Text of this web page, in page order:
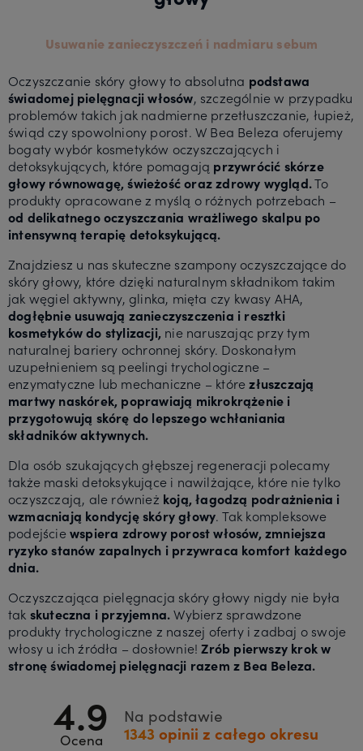
Usuwanie zanieczyszczeń i nadmiaru sebum
Oczyszczanie skóry głowy to absolutna podstawa
świadomej pielęgnacji włosów, szczególnie w przypadku
problemów takich jak nadmierne przetłuszczanie, łupież,
świąd czy spowolniony porost. W Bea Beleza oferujemy
bogaty wybór kosmetyków oczyszczających i
detoksykujących, które pomagają przywrócić skórze
głowy równowagę, świeżość oraz zdrowy wygląd.To
produkty opracowane z myślą o różnych potrzebach –
od delikatnego oczyszczania wrażliwego skalpu po
intensywną terapię detoksykującą.
Znajdziesz u nas skuteczne szampony oczyszczające do
skóry głowy, które dzięki naturalnym składnikom takim
jak węgiel aktywny, glinka, mięta czy kwasy AHA,
dogłębnie usuwają zanieczyszczenia i resztki
kosmetyków do stylizacji, nie naruszając przy tym
naturalnej bariery ochronnej skóry. Doskonałym
uzupełnieniem są peelingi trychologiczne –
enzymatyczne lub mechaniczne – którezłuszczają
martwy naskórek, poprawiają mikrokrążenie i
przygotowują skórę do lepszego wchłaniania
składników aktywnych.
Dla osób szukających głębszej regeneracji polecamy
także maski detoksykujące i nawilżające, które nie tylko
oczyszczają, ale również koją, łagodzą podrażnienia i
wzmacniają kondycję skóry głowy. Tak kompleksowe
podejściewspiera zdrowy porost włosów, zmniejsza
ryzyko stanów zapalnych i przywraca komfort każdego
dnia.
Oczyszczająca pielęgnacja skóry głowy nigdy nie była
tak skuteczna i przyjemna.Wybierz sprawdzone
produkty trychologiczne z naszej oferty i zadbaj o swoje
włosy u ich źródła – dosłownie!Zrób pierwszy krok w
stronę świadomej pielęgnacji razem z Bea Beleza.
4.9
Ocena
Na podstawie
1343 opiniiz całego okresu